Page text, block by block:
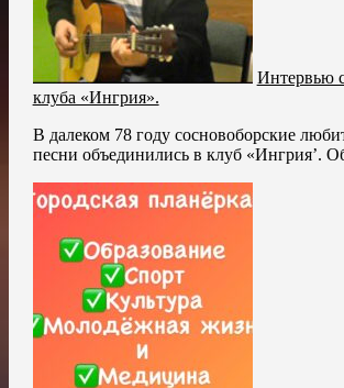
Интервью
клуба «Ингрия».
В далеком 78 году сосновоборские
песни объединились в клуб «Ингрия’.